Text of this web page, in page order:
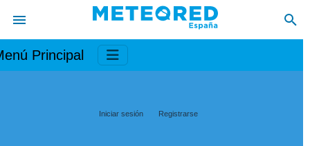
Principal
Iniciar sesión Registrarse